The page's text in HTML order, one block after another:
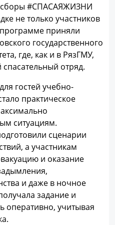
сборы #СПАСАЯЖИЗНИ
не только участников
приняли
государственного
где, как и в РязГМУ,
спасательный отряд.
гостей учебно-
практическое
ситуациям.
сценарии
а участникам
и оказание
и даже в ночное
задание и
оперативно, учитывая